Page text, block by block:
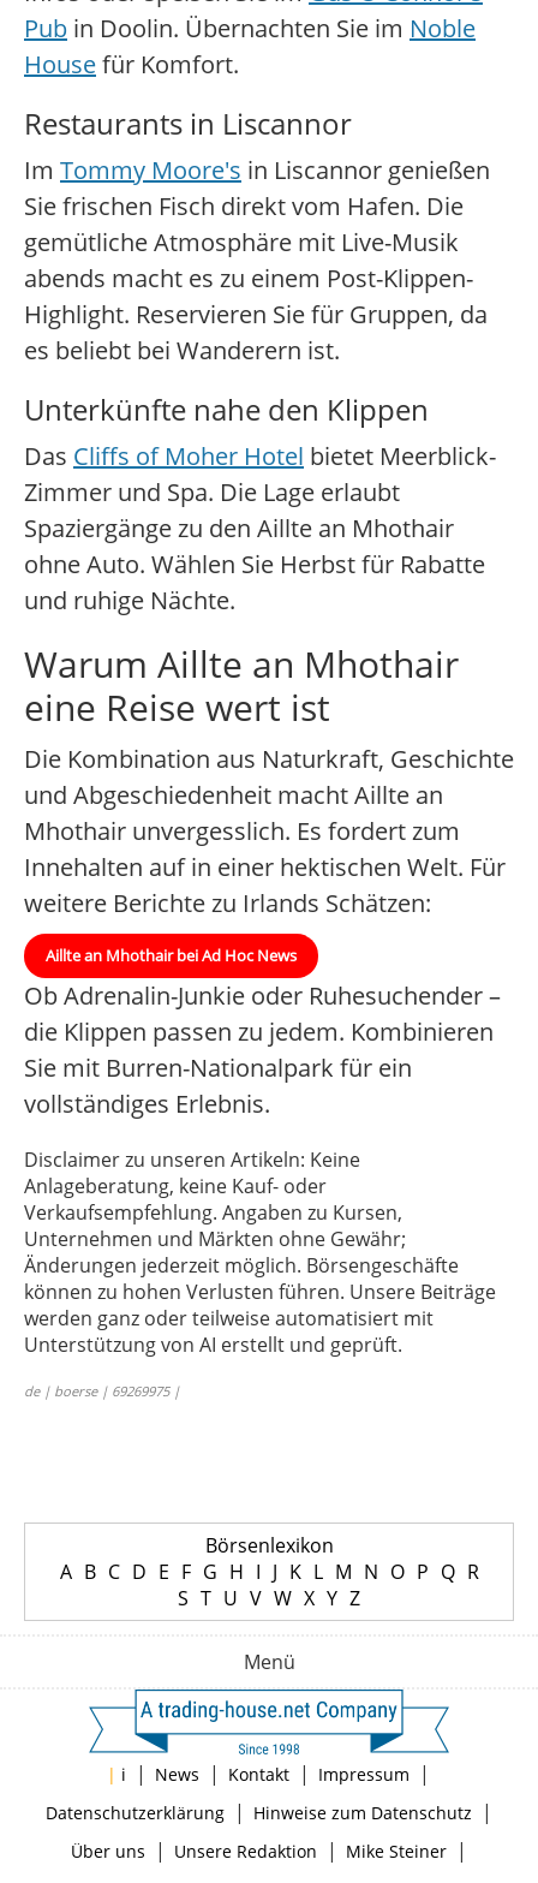
Pub in Doolin. Übernachten Sie im Noble
Housefür Komfort.
Restaurants in Liscannor
Im Tommy Moore's in Liscannor genießen
Sie frischen Fisch direkt vom Hafen. Die
gemütliche Atmosphäre mit Live-Musik
abends macht es zu einem Post-Klippen-
Highlight. Reservieren Sie für Gruppen, da
es beliebt bei Wanderern ist.
Unterkünfte nahe den Klippen
Das Cliffs of Moher Hotel bietet Meerblick-
Zimmer und Spa. Die Lage erlaubt
Spaziergänge zu den Aillte an Mhothair
ohne Auto. Wählen Sie Herbst für Rabatte
und ruhige Nächte.
Warum Aillte an Mhothair
eine Reise wert ist
Die Kombination aus Naturkraft, Geschichte
und Abgeschiedenheit macht Aillte an
Mhothair unvergesslich. Es fordert zum
Innehalten auf in einer hektischen Welt. Für
weitere Berichte zu Irlands Schätzen:
Aillte an Mhothair bei Ad Hoc News
Ob Adrenalin-Junkie oder Ruhesuchender –
die Klippen passen zu jedem. Kombinieren
Sie mit Burren-Nationalpark für ein
vollständiges Erlebnis.
Disclaimer zu unseren Artikeln: Keine
Anlageberatung, keine Kauf- oder
Verkaufsempfehlung. Angaben zu Kursen,
Unternehmen und Märkten ohne Gewähr;
Änderungen jederzeit möglich. Börsengeschäfte
können zu hohen Verlusten führen. Unsere Beiträge
werden ganz oder teilweise automatisiert mit
Unterstützung von AI erstellt und geprüft.
de | boerse | 69269975 |
Börsenlexikon
A B C D E F G H I J K L M N O P Q R
S T U V W X Y Z
Menü
| i | News | Kontakt | Impressum |
Datenschutzerklärung| Hinweise zum Datenschutz |
Über uns | Unsere Redaktion | Mike Steiner|